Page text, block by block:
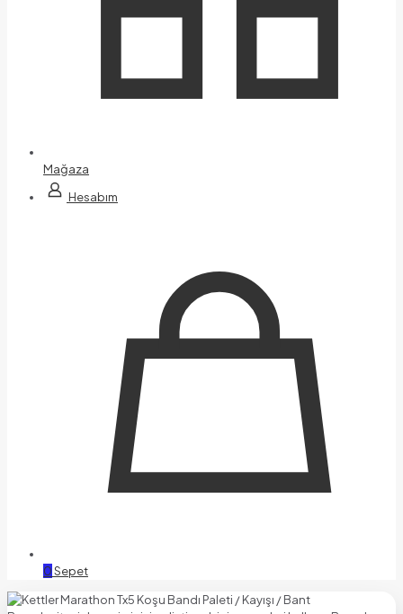
Mağaza
Hesabım
0Sepet